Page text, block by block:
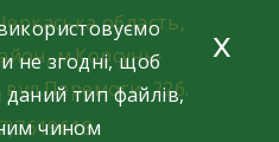
область,
м.Корсунь-
226.
не згодні, щоб
тип файлів,
чином
x